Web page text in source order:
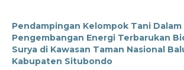
Pendampingan Kelompok Tani Dalam
Pengembangan Energi Terbarukan
Surya di Kawasan Taman Nasional
Kabupaten Situbondo